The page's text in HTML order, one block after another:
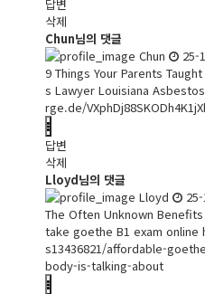
답변
삭제
Chun님의 댓글
Chun
25-
9 Things Your Parents
s Lawyer Louisiana
rge.de/
답변
삭제
Lloyd님의 댓글
Lloyd
The Often Unknown
take goethe B1 exam online
s13436821/affordable-
body-is-talking-about